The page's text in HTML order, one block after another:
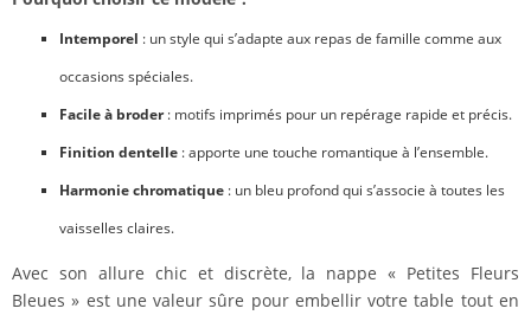
Intemporel : un style qui s’adapte aux repas de famille comme aux
occasions spéciales.
Facile à broder: motifs imprimés pour un repérage rapide et précis.
Finition dentelle : apporte une touche romantique à l’ensemble.
Harmonie chromatique : un bleu profond qui s’associe à toutes les
vaisselles claires.
Avec son allure chic et discrète, la nappe « Petites Fleurs
Bleues » est une valeur sûre pour embellir votre table tout en